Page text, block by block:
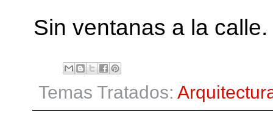
Sin ventanas a la
Temas Tratados: